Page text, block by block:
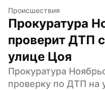
Происшествия
Прокуратура
проверит ДТП
улице Цоя
Прокуратура
проверку по ДТП на